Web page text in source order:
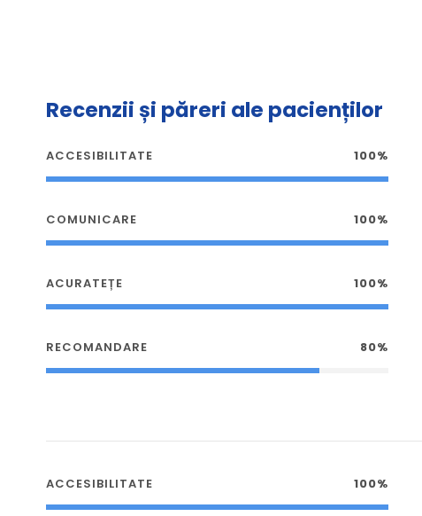
Recenzii și păreri ale pacienților
ACCESIBILITATE 100%
COMUNICARE 100%
ACURATEȚE 100%
RECOMANDARE 80%
ACCESIBILITATE 100%